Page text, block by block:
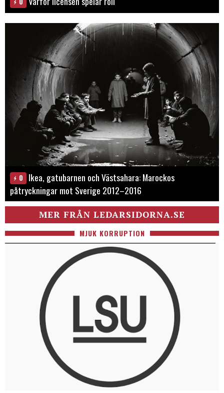
0
Ikea, gatubarnen och Västsahara: Marockos
påtryckningar mot Sverige 2012–2016
MER FRÅN LEDARSIDORNA.SE
MJUK KORRUPTION